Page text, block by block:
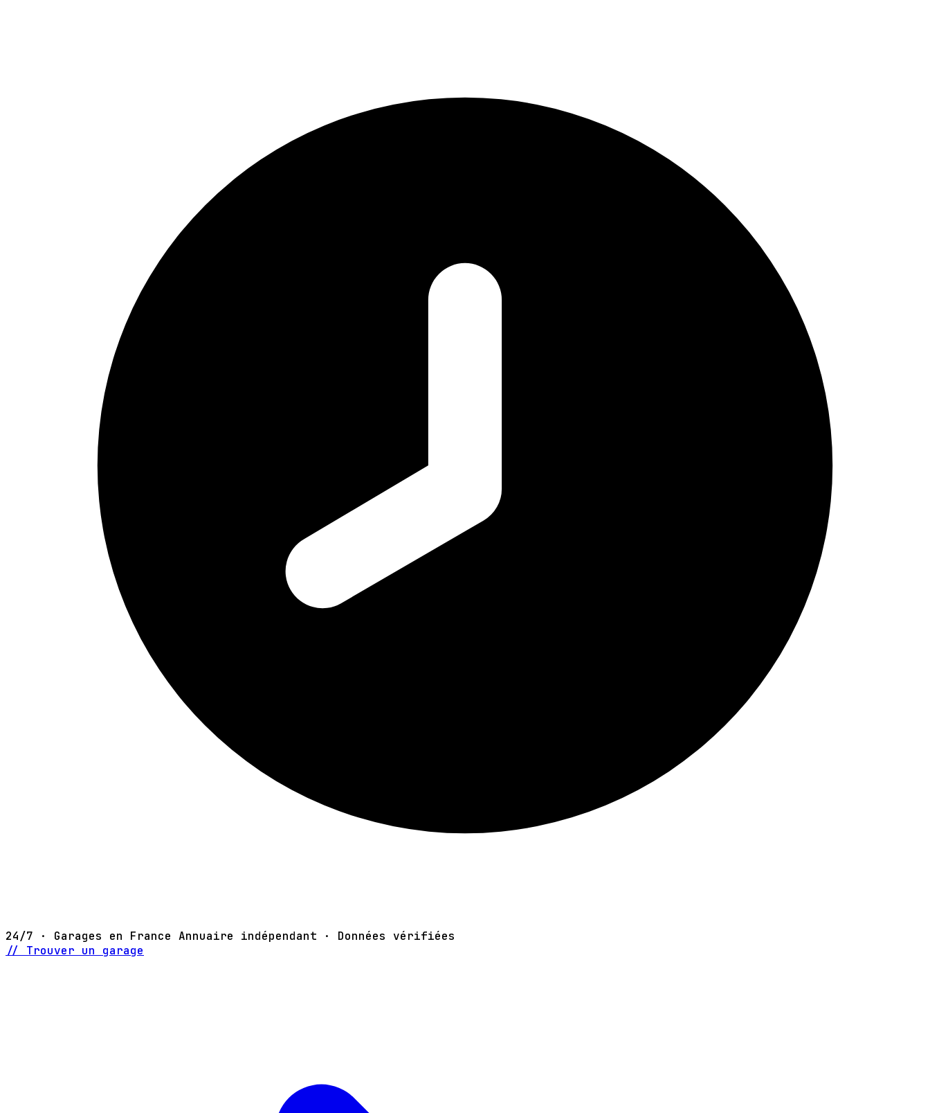
24/7 · Garages en France Annuaire indépendant · Données vérifiées
// Trouver un garage